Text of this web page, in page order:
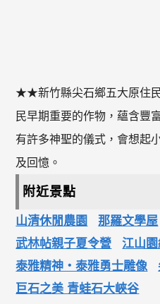
★★新竹縣尖石鄉五大原住
民早期重要的作物，蘊含豐
有許多神聖的儀式，會想起
及回憶。
附近景點
山清休閒農園 那羅文學屋
武林帖親子夏令營
江山
泰雅精神‧泰雅勇士雕像
巨石之美 青蛙石大峽谷